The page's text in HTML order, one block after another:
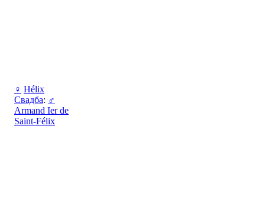
♀ Hélix
Свадба: ♂
Armand Ier de
Saint-Félix